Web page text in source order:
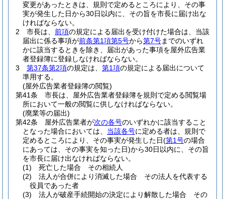
変更があったときは、規則で定めるところにより、その事
実が発生した日から30日以内に、その旨を市長に届け出な
ければならない。
2
市長は、 前項の規定による届出を受け付けた場合は、当該
届出に係る事項が前条第1項第5号から第7号までのいずれ
かに該当するときを除き、届出があった事項を屋外広告業
者登録簿に登録しなければならない。
3
第37条第2項の規定は、 第1項の規定による届出について
準用する。
(屋外広告業者登録簿の閲覧)
第41条
市長は、屋外広告業者登録簿を規則で定める閲覧場
所において一般の閲覧に供しなければならない。
(廃業等の届出)
第42条
屋外広告業者が次の各号のいずれかに該当すること
となった場合においては、 当該各号に定める者は、規則で
定めるところにより、その事実が発生した日(第1号の場合
にあっては、その事実を知った日)から30日以内に、その旨
を市長に届け出なければならない。
(1)
死亡した場合 その相続人
(2)
法人が合併により消滅した場合 その法人を代表する
役員であった者
(3)
法人が破産手続開始の決定により解散した場合 その